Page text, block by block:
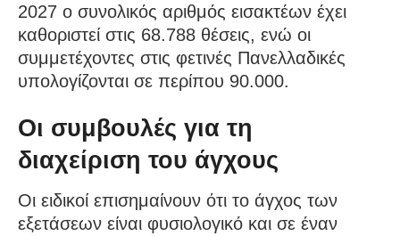
2027 ο συνολικός αριθμός εισακτέων έχει
καθοριστεί στις 68.788 θέσεις, ενώ οι
συμμετέχοντες στις φετινές Πανελλαδικές
υπολογίζονται σε περίπου 90.000.
Οι συμβουλές για τη
διαχείριση του άγχους
Οι ειδικοί επισημαίνουν ότι το άγχος των
εξετάσεων είναι φυσιολογικό και σε έναν